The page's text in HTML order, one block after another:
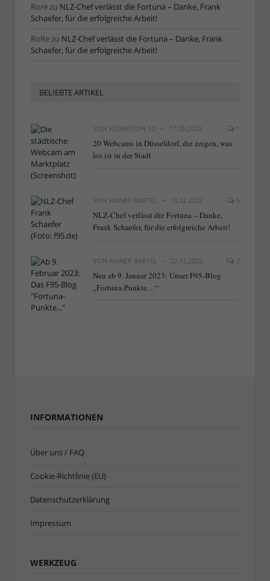
Rore zu NLZ-Chef verlässt die Fortuna – Danke, Frank
Schaefer, für die erfolgreiche Arbeit!
RoRe zu NLZ-Chef verlässt die Fortuna – Danke, Frank
Schaefer, für die erfolgreiche Arbeit!
BELIEBTE ARTIKEL
VON REDAKTION TD 17.09.2020 1
20 Webcams in Düsseldorf, die zeigen, was
los ist in der Stadt
VON RAINER BARTEL 10.12.2022 5
NLZ-Chef verlässt die Fortuna – Danke,
Frank Schaefer, für die erfolgreiche Arbeit!
VON RAINER BARTEL 22.12.2022 2
Neu ab 9. Januar 2023: Unser F95-Blog
„Fortuna-Punkte…“
INFORMATIONEN
Über uns / FAQ
Cookie-Richtlinie (EU)
Datenschutzerklärung
Impressum
WERKZEUG